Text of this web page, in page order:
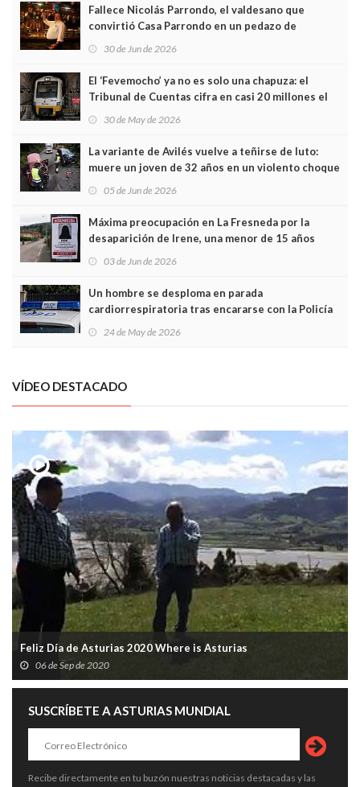
Fallece Nicolás Parrondo, el valdesano que
convirtió Casa Parrondo en un pedazo de
30 de Jun de 2026
El ‘Fevemocho’ ya no es solo una chapuza: el
Tribunal de Cuentas cifra en casi 20 millones el
30 de May de 2026
La variante de Avilés vuelve a teñirse de luto:
muere un joven de 32 años en un violento choque
05 de Jun de 2026
Máxima preocupación en La Fresneda por la
desaparición de Irene, una menor de 15 años
03 de Jun de 2026
Un hombre se desploma en parada
cardiorrespiratoria tras encararse con la Policía
24 de May de 2026
VÍDEO DESTACADO
Feliz Día de Asturias 2020 Where is Asturias
06 de Sep de 2020
SUSCRÍBETE A ASTURIAS MUNDIAL
Recibe directamente en tu buzón nuestras noticias destacadas y las